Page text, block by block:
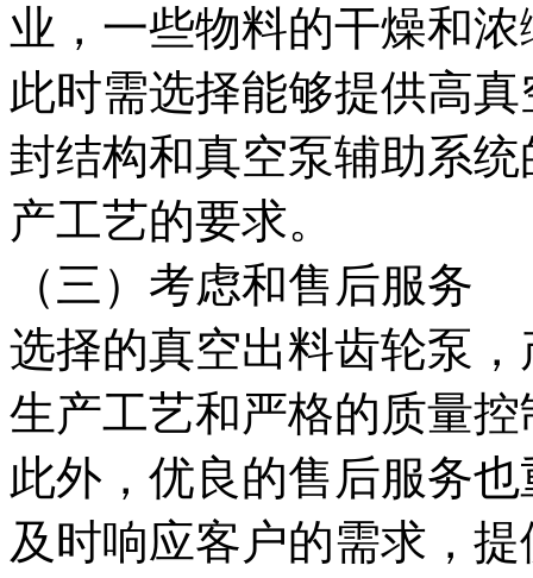
业，一些物料的干燥和
此时需选择能够提供高
封结构和真空泵辅助系
产工艺的要求。
（三）考虑和售后服务
选择的真空出料齿轮泵
生产工艺和严格的质量
此外，优良的售后服务
及时响应客户的需求，